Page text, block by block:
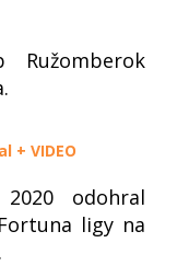
+ VIDEO
odohral
ligy na